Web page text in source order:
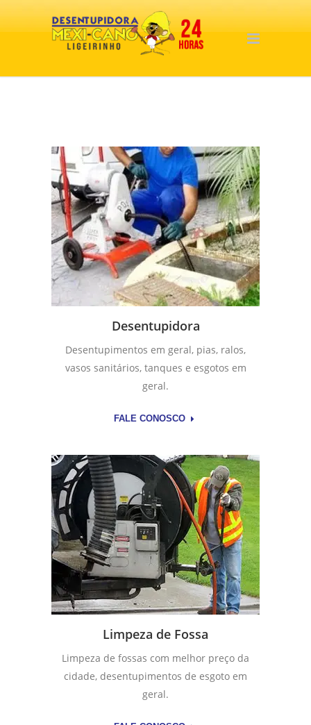
Desentupidora
Desentupimentos em geral, pias, ralos,
vasos sanitários, tanques e esgotos em
geral.
FALE CONOSCO
Limpeza de Fossa
Limpeza de fossas com melhor preço da
cidade, desentupimentos de esgoto em
geral.